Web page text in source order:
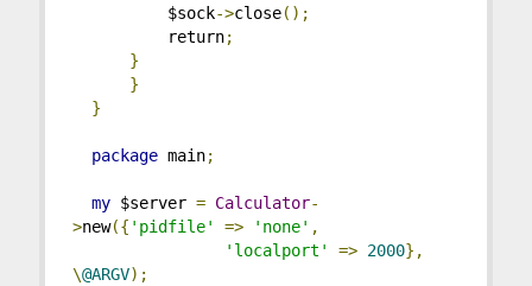
$sock->close();
return;
}
}
}
package main;
my $server = Calculator-
>new({ 'pidfile' => 'none' ,
'localport'
=> 2000},
\@ARGV);